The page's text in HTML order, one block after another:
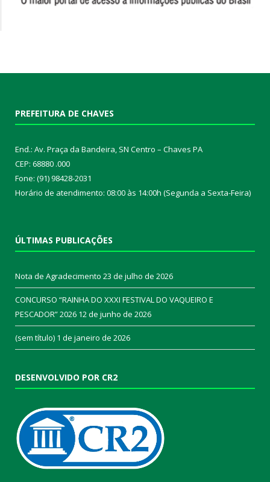
PREFEITURA DE CHAVES
End.: Av. Praça da Bandeira, SN Centro – Chaves PA
CEP: 68880 .000
Fone: (91) 98428-2031
Horário de atendimento: 08:00 às 14:00h (Segunda a Sexta-Feira)
ÚLTIMAS PUBLICAÇÕES
Nota de Agradecimento 23 de julho de 2026
CONCURSO “RAINHA DO XXXI FESTIVAL DO VAQUEIRO E
PESCADOR” 2026 12 de junho de 2026
(sem título) 1 de janeiro de 2026
DESENVOLVIDO POR CR2